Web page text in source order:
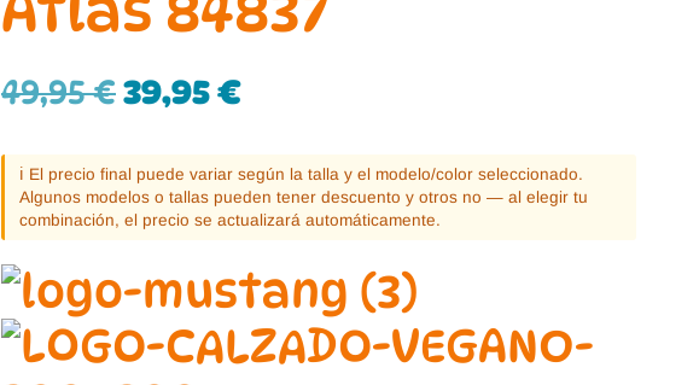
FlexiNens
Koops
OldSoles
Stitch & Walk
Reima
Titanitos
49,95€39,95€
ℹ️ El precio final puede variar según la talla y el modelo/color seleccionado.
Algunos modelos o tallas pueden tener descuento y otros no — al elegir tu
combinación, el precio se actualizará automáticamente.